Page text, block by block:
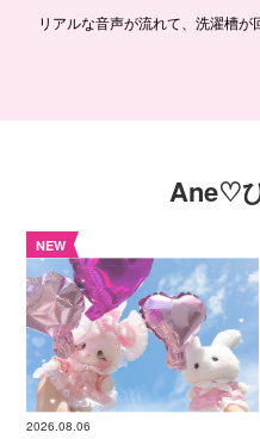
リアルな音声が流れて、洗濯槽
Ane♡
NEW
2026.08.06